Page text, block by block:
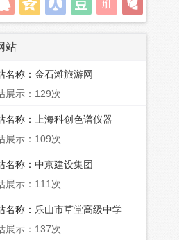
站
名称： 金石滩旅游网
展示：129次
名称：
上海科创色谱仪器
展示：109次
名称： 中京建设集团
展示：111次
名称： 乐山市草堂高级中学
展示：137次